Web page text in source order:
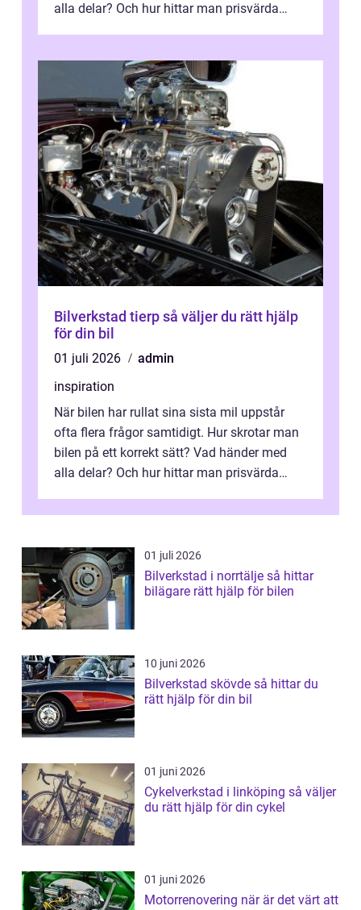
alla delar? Och hur hittar man prisvärda
Bilverkstad tierp så väljer du rätt hjälp
för din bil
01 juli 2026
admin
inspiration
När bilen har rullat sina sista mil uppstår
ofta flera frågor samtidigt. Hur skrotar man
bilen på ett korrekt sätt? Vad händer med
alla delar? Och hur hittar man prisvärda
01 juli 2026
Bilverkstad i norrtälje så hittar
bilägare rätt hjälp för bilen
10 juni 2026
Bilverkstad skövde så hittar du
rätt hjälp för din bil
01 juni 2026
Cykelverkstad i linköping så väljer
du rätt hjälp för din cykel
01 juni 2026
Motorrenovering när är det värt att